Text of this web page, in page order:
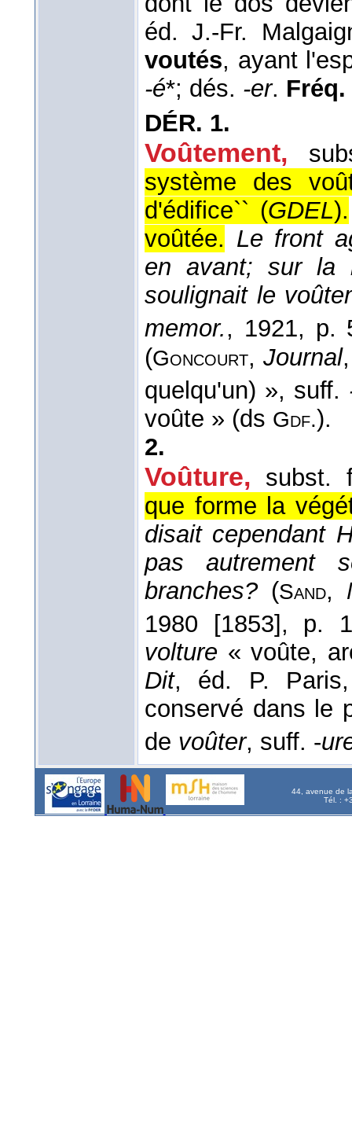
éd. J.-Fr.
voutés, ayant
-é*; dés. -er.
DÉR. 1.
Voûtement,
système des
d'édifice`` (GDEL).
voûtée. Le front
en avant; sur la
soulignait le
memor., 1921, p.
(Goncourt, Journal
quelqu'un) », suff.
voûte » (ds Gdf.).
2.
Voûture, subst.
que forme la
disait cependant
pas autrement
branches?(Sand,
1980 [1853] , p.
volture « voûte,
Dit, éd. P.
conservé dans le
de voûter, suff. -
44, avenue de
Tél. :